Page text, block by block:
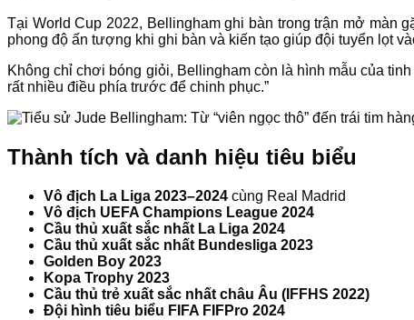
Tại World Cup 2022, Bellingham ghi bàn trong trận mở màn
phong độ ấn tượng khi ghi bàn và kiến tạo giúp đội tuyển lọt
Không chỉ chơi bóng giỏi, Bellingham còn là hình mẫu của
rất nhiều điều phía trước để chinh phục.”
Thành tích và danh hiệu tiêu biểu
Vô địch La Liga 2023–2024 cùng Real Madrid
Vô địch UEFA Champions League 2024
Cầu thủ xuất sắc nhất La Liga 2024
Cầu thủ xuất sắc nhất Bundesliga 2023
Golden Boy 2023
Kopa Trophy 2023
Cầu thủ trẻ xuất sắc nhất châu Âu (IFFHS 2022)
Đội hình tiêu biểu FIFA FIFPro 2024